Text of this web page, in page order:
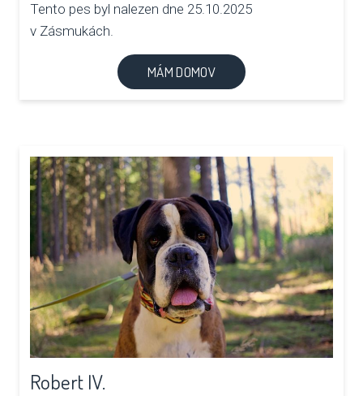
Tento pes byl nalezen dne 25.10.2025
v Zásmukách.
MÁM DOMOV
Robert IV.